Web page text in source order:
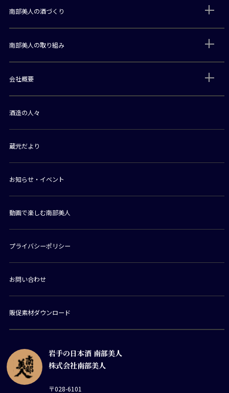
岩手の日本酒 南部美人
株式会社南部美人
〒028-6101
南部美人の酒づくり
南部美人の取り組み
会社概要
酒造の人々
蔵元だより
お知らせ・イベント
動画で楽しむ南部美人
プライバシーポリシー
お問い合わせ
販促素材ダウンロード